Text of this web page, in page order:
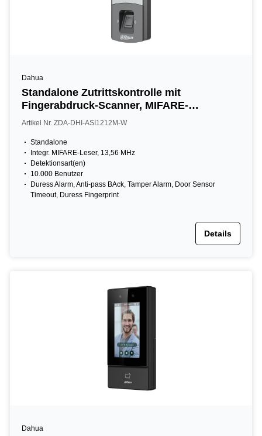
Dahua
Standalone Zutrittskontrolle mit
Fingerabdruck-Scanner, MIFARE-
Kartenleser, Tastatur, 13,56 MHz, IP65, IK08,
Artikel Nr. ZDA-DHI-ASI1212M-W
Standalone
Integr. MIFARE-Leser, 13,56 MHz
Detektionsart(en)
10.000 Benutzer
Duress Alarm, Anti-pass BAck, Tamper Alarm, Door Sensor
Timeout, Duress Fingerprint
Details
Dahua